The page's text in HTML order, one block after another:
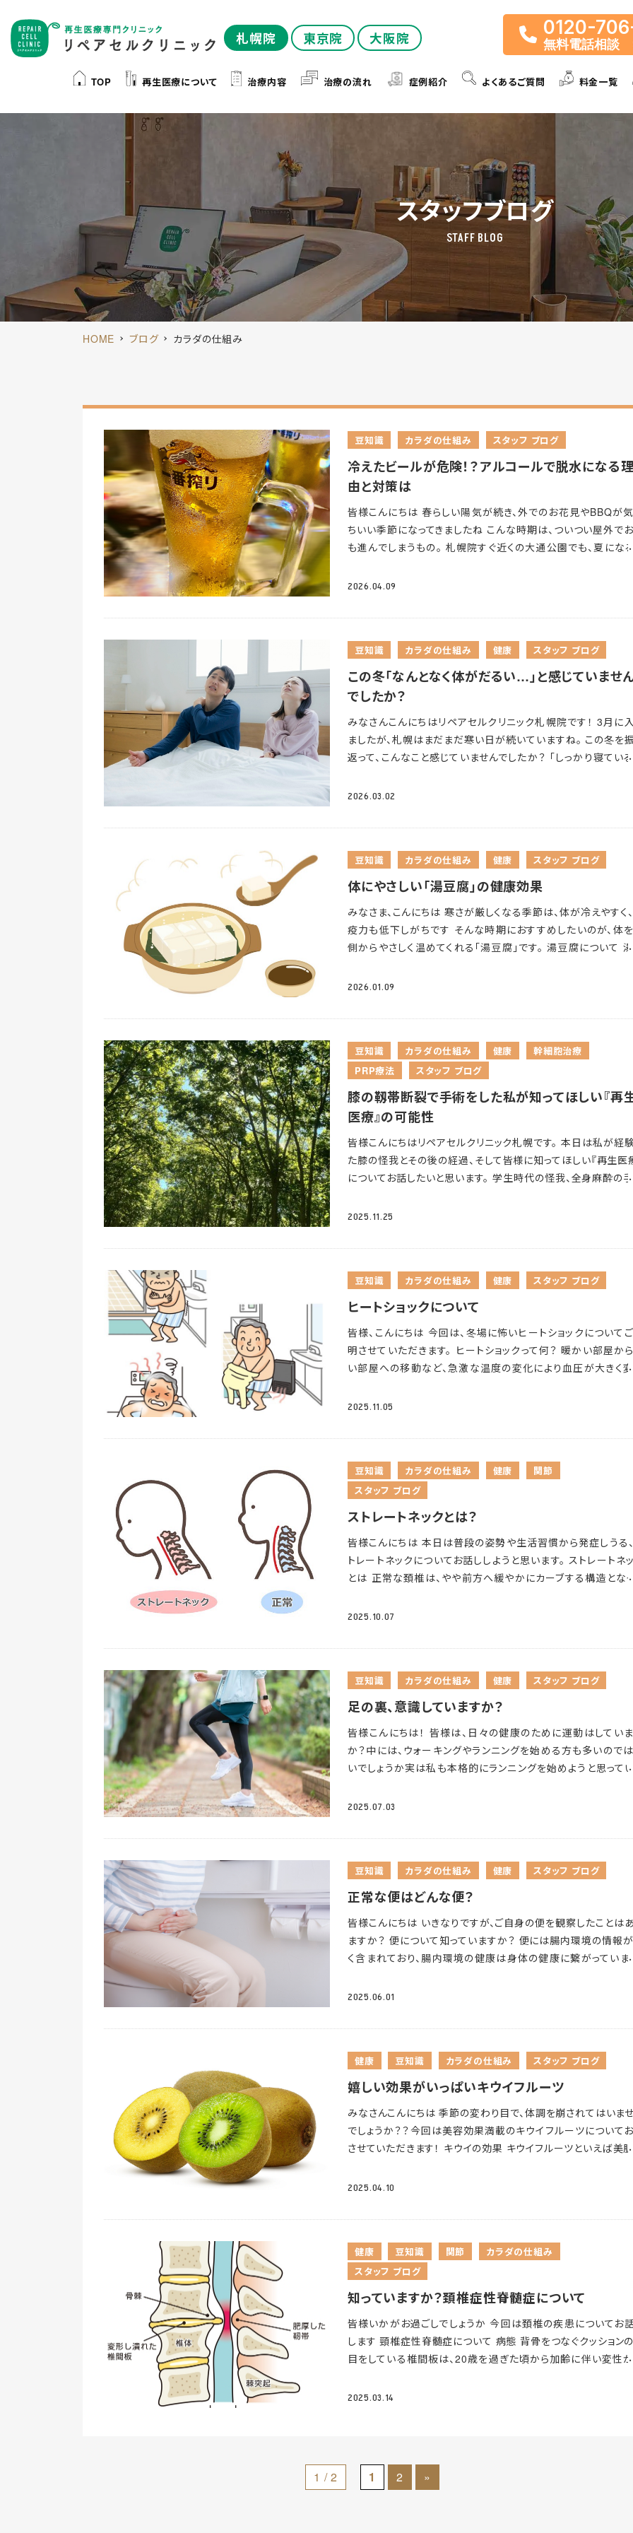
札幌院 東京院 大阪院 0120-
無料電話相談
TOP 再生医療について 治療内容 治療の流れ 症例紹介 よくあるご質問 料金一覧
スタッフブログ
STAFF BLOG
HOME ブログ カラダの仕組み
豆知識 カラダの仕組み スタッフ ブログ
冷えたビールが危険！？アルコールで脱水になる理
由と対策は
皆様こんにちは 春らしい陽気が続き、外でのお花見やBBQが
ちいい季節になってきましたね こんな時期は、ついつい屋外で
も進んでしまうもの。 札幌院すぐ近くの大通公園でも、夏にな
酒といえば気をつけたいことがあります
やすいのか、どう対策すればいいのかを解説していこうと思いま
節、外出や運動で無意識に汗をかくことが増えてきます汗をかく
とで体内の水分が減少するだけでなく、塩分（ナトリウム）も一緒
失われていきます。 さらにアルコールには利尿作用があり、追い
ちをかけるように体の水分を奪います。 これはアルコールが脳下
体後葉に働きかけ、抗利尿ホルモン（ADH/バソプレシン）の分
抑制するためです。 本来このホルモンは腎臓に作用して尿量を
し、体の水分を保持する役割を担っています。 ところがお酒を
しまうことになります。 汗と尿で体の水分がどんどん減っても、ア
には体調が悪化しているなんてことも… 屋外でのお酒を楽し
を潤すのではなく、お水を積極的にこまめに飲むことが大切です
一度に大量に飲むと胃腸に負担がかかるため、少量をこまめに
識した食事 枝豆や漬物、梅干しなど塩気のあるおつまみを積
に摂りましょう。 水分と一緒に塩分（ナトリウム）も適量補給す
とが大切です！ ③ 飲み物の選び方を工夫する 特に汗をかく
ポーツドリンクには水分とともに電解質（ナトリウムなど）が含ま
は糖分が多めのため飲みすぎには注意を。 脱水症状が強い場
本格的な熱中症が疑われる場合は、電解質濃度が高い経口補水
（OS-1など）の方が適しています。 長時間屋外にいる場合はどち
かをバッグに常備しておくと安心ですね！ また、直射日光を避け
日陰で楽しんだり、外でアルコールを飲む際はいつもより量を控
めにすることも大切な対策です
なんてことにならない為にも、しっかり対策をして季節のアウト
を満喫していきましょう
2026.04.09
豆知識 カラダの仕組み 健康 スタッフ ブログ
この冬「なんとなく体がだるい…」と感じていませ
でしたか？
みなさんこんにちはリペアセルクリニック札幌院です！ 3月に
ましたが、札幌はまだまだ寒い日が続いていますね。 この冬を
返って、こんなこと感じていませんでしたか？ 「しっかり寝てい
体が重い…」 実はこの「なんとなくだるい」感覚、冬ならではの環
うになり、夏だけでなく冬にも疲れやだるさを感じやすいこと
因を知って、春に向けて体を整えていきましょう。 ①日照時間が短
なる影響冬の間は日照時間が短く、体内リズムが乱れやすい状
ン」という神経伝達物質の分泌が低下しやすくなります。セロト
は精神を安定させたり、意欲を保つうえで重要な役割を果たし
り、不足すると気分の落ち込みやだるさを感じやすくなります。
しがちです。ビタミンDはセロトニンの合成にも関わっているため
う悪循環につながる可能性があります。 札幌では冬の日照時
特に短いため、こうした影響を受けやすい環境にあります。 3月
入ると少しずつ日が長くなってきますので、この時期から意識的
光を浴びる習慣をつけていくのがおすすめです。 ②寒さによる血
の低下寒い環境では、体は熱を逃がさないように血管を収縮さ
ます。 これは体の中心部の温度（深部体温）を維持するための自
かし、末梢の血管が収縮することで手足への血流が減少し、冷
こり、だるさにつながります。血液には酸素や栄養を全身に届
だけでなく、老廃物を回収する役割もあるため、血行が悪くな
くなるのです。 さらに、室内外の温度差が大きいと、自律神経が
ー消費となって疲労感を強める要因にもなります。 札幌の冬
内と屋外の寒暖差がとても大きいので、この「寒暖差疲労」が蓄積
ている方も多いのではないでしょうか。 ③運動量の減少雪の多
札幌の冬は、外出する機会そのものが減りやすくなります。 運動
響します。 適度な運動にはセロトニンの分泌を促す効果がある
れており、体を動かさない状態が続くとセロトニンが不足し、気
落ち込みやだるさをいっそう感じやすくなることがあります。また
お伝えした血行不良の悪循環にもつながります。 これからの時
けて、今日からできる簡単な対策＞ 長い冬を頑張ってきた体を、
に向けて少しずつ整えていきましょう特別なことをしなくても大
夫。日常生活の中で、こんなことを意識してみてください。 ・湯船
浸かって体を温める 38〜40℃くらいのぬるめのお湯にゆっくり
かることで、血管が広がり全身の血流が改善されます。リラックス
果もあるので、副交感神経が優位になり質の良い睡眠にもつな
ります。冬の間の疲れをしっかりリセットしてあげましょう。 ・首・
首・足首を冷やさない いわゆる「3つの首」は太い血管が皮膚の
温を保つことができます。札幌はまだまだ寒い日が続きますので
散歩など、軽い運動でも十分です。血流の改善だけでなく、セロト
ンの分泌を促す効果も期待できます。雪解けが進んできたら、少
ずつ外での活動も増やしていきましょう。 ・朝はカーテンを開け
光を浴びる 朝の光には体内時計をリセットし、セロトニンの分
促す働きがあります。曇りの日でも屋外の光は室内照明よりも
かに明るいため、できるだけ窓際や外に出て光を取り入れるのが
準備をしていきましょうね。 なお、こうした対策を行っても、だ
ださい。
2026.03.02
豆知識 カラダの仕組み 健康 スタッフ ブログ
体にやさしい「湯豆腐」の健康効果
みなさま、こんにちは 寒さが厳しくなる季節は、体が冷えやすく
疫力も低下しがちです そんな時期におすすめしたいのが、体
側からやさしく温めてくれる「湯豆腐」です。 湯豆腐について
ぱく質は、筋肉・内臓・皮膚・髪の毛・爪など、私たちの体を作る大
生医療を受けられている患者様にとっても、たんぱく質は組織
には、良質なたんぱく質をしっかり摂取することが、治療効果を
めることにつながります。 バランスの良さがある
ため、胃腸が弱っているときや、食欲が落ちているときにも安心し
食べられます。 また、豆腐には大豆イソフラボンやカルシウム・マ
ネシウム・鉄分などのミネラルも含まれており、日々の健康維持
役立つ栄養素がバランスよく含まれています。 温かい状態で食
ことが良い・血流が良くなる ・体温が上がりやすくなる ・体全
温まる といった効果も期待できます。 特に、冷えが原因で起こ
湯豆腐は低カロリー・低脂質なため、 ・体重管理中の方 ・夜遅い
に 体調を崩しやすい時期や、疲れがたまりやすいときこそ、 「
す。 再生医療の治療を受けられている方も、日々の栄養管理が
療の効果を支える土台となります。 これからの季節、ぜひ日々の
がけていきましょう
2026.01.09
豆知識 カラダの仕組み 健康
幹細胞治療
PRP療法
スタッフ ブログ
膝の靱帯断裂で手術をした私が知ってほしい『再
医療』の可能性
皆様こんにちはリペアセルクリニック札幌です。 本日は私が経
た膝の怪我とその後の経過、そして皆様に知ってほしい『再生医
についてお話したいと思います。 学生時代の怪我、全身麻酔の
ないほどの痛みに襲われました。すぐ病院に行って検査をしたと
し、今後の事を考え全身麻酔での手術を受けることになりまし
いすと松葉杖で通学しました。家族にも友達にもたくさん助けて
らい本当に救われました。リハビリに通い、１年後には金属を抜く
することもできます。たまに寒い日は痛みが出ることもあります
あの時手術を決めていなければもっと大変になっていたかも
ません。支えてくれた先生、家族、友達には今でもとっても感謝
振り返ると、痛み・恐怖・迷惑をかけてしまっていることの申し訳
でした。辛かったです。 「できるだけ体を切らずに治したい」と
る方のお気持ちが本当によくわかります。 私はそのような方に「
生医療」という新しい選択枝をぜひ知っていただきたいと思って
ます。 再生医療とは 再生医療とは自分自身の『再生する力』を用
た治療法です。 身体の自然治癒力を高めることにより、失われた
脂肪にある「幹細胞」という細胞を用いた治療のため拒絶反応
レルギー反応が起こりづらく、治療の安全性が高い技術です。
術だけじゃない道もある」と知っておいていただくことが大き
のかな？」「こういう痛みはどうなのかな？」など少しでも気にな
0120-706-313 受付時間：09:00～18:00各種リンク HPトッ
アクセス メールでのお問い合わせ スタッフブログ一覧
2025.11.25
豆知識 カラダの仕組み 健康 スタッフ ブログ
ヒートショックについて
皆様、こんにちは 今回は、冬場に怖いヒートショックについて
明させていただきます。 ヒートショックって何？ 暖かい部屋か
い部屋への移動など、急激な温度の変化により血圧が大きく
い状況は？ ①入浴時
で、血管が一気に広がり、血圧が急激に低下してしまいます。
あると思います。例えば暖かいリビングから、寒い廊下やトイレに
動した際、急激な血圧の変化が生じてしまいます。 ③サウナの交
浴 サウナ室と水風呂への入浴を繰り返す交互浴には、自律神経
働きを高める作用があると言われています。一方で、温度差が激
い場所を行き来することになるため、血圧が急激に変化する原
なります。 どんな症状が出る？ 入浴時のめまい、立ちくらみ、
体がお湯に浸かっている間は、お湯による水圧が体にかかって
り、血管の拡張が起こります。すると心臓から脳に送り出される
能性があります。 不整脈血圧の変動は、脈拍のスピードにも
いった症状が起こる可能性もあります。 心筋梗塞、脳梗塞
圧の変動や上昇は、心臓や脳の血管の負担となり、心筋梗塞や脳
やすい人って？ ご高齢の方 高齢になると皮膚感覚が鈍くなり、
度差が自覚しづらく、このことから血圧が変動しやすいと言わ
います。また、若い方と比較すると血管が硬くなっており、血圧
る方 動脈硬化が進み血管が脆くなっている可能性があるため、
度を超える熱いお湯に、体が冷えている状態で入ると、血圧が一
に低下する危険性があります。 水分補給を普段あまりしない方
が水分不足になってしまうと、血管内の血流量が低下し、血管に
担がかかりやすくなります。 どうしたら対策できる？ 浴室や脱
所、トイレを暖める 10度以上の温度差があると、ヒートショック
発症しやすくなると言われています。 暖房器具で寒い部屋を暖め
暖かい部屋との温度差が大きくなりすぎないようにしましょう
って浴槽にお湯を貯めることで、浴室全体を暖めながら入浴の準
きが低下している人は、食後に血圧が下がりすぎる「食後低血圧
を起こす可能性があります。飲酒も、一時的に血圧を下げる要因
す。精神安定剤や睡眠薬、眠くなる風邪薬の服用後も同様です
で、当てはまるときは入浴を避けましょう。 湯温設定は41度以下
する 42度で10分入浴した場合、体温は38度近くに達してしま
す。意識障害が生じ、浴槽からあがれなくなったり、そのまま溺れ
スクが高まります。 最後に ヒートショックは、ご自身の意識づけ
より予防や対策が可能です。 健康を維持するためにも、普段から
2025.11.05
豆知識 カラダの仕組み 健康
関節
スタッフ ブログ
ストレートネックとは？
皆様こんにちは 本日は普段の姿勢や生活習慣から発症しうる
トレートネックについてお話ししようと思います。 ストレートネ
とは 正常な頚椎は、やや前方へ緩やかにカーブする構造とな
す。そして首や肩の筋肉も、必要最小限の力で頭の重さを支える
首の骨がまっすぐになってしまう状態を言います。首が前方に
な負荷がかかってしまいます。
ストレートネックの原因は？ スト
ートネックは、猫背やうつむきの姿勢を日常的にあるいは長期間
どの座ったままの姿勢や、パソコンやスマートフォンを見続ける姿
は、首が前方に移動し、頭を前に突き出した状態の前傾姿勢に
ます。この姿勢を長期間続けると、関節や筋肉はその状態のま
いますストレートネックは、痛みや凝りを引き起こす ストレート
は「首や肩が凝る、痛みがある」「頭痛がする」等の症状の原因
がります。 筋肉が緊張し血流が滞り、疲労物質や痛み物質が蓄
することで、凝りが発生し痛みが生じる・・・そしてその凝りでまた
肉が緊張する、と言った負の連鎖を起こしてしまいます
スマートフォンを使う際は、30分に1回休憩を挟みましょう。ま
憩の際には首や肩を動かす、立って背伸びをするなど、こまめ
を動かしてあげることを心がけましょう。 ② 首の後ろの筋肉に力
しょう。首の後ろにある筋肉にグッと力を入れ、ストンと力を
トフォンは目の高さに合わせて持つようにし、片手ではなく両手
持ちましょう。②デスクワーク時の姿勢を直す 自分に合った机と
子を選び、正しい姿勢でパソコンを使用しましょう。
ほぐすため、仕事の合間にも簡単なストレッチを挟むと効果的で
③睡眠時の枕の高さに気を付ける高さのある枕は、首が前に
出されストレートネックの状態を作り出すため、避けることをお
し、ストレートネックを予防・改善していきましょう
2025.10.07
豆知識 カラダの仕組み 健康 スタッフ ブログ
足の裏、意識していますか？
皆様こんにちは！ 皆様は、日々の健康のために運動はしてい
か？中には、ウォーキングやランニングを始める方も多いので
いでしょうか実は私も本格的にランニングを始めようと思って
ことはありますか？ 人によって歩き方のクセはあると思います。
なります。 歩き方で体が歪む？ ○歩き方による体への影響 例え
ンの歪み（O脚やX脚）につながります。猫背や前傾姿勢は、首か
肩への凝りや、骨盤が後傾となることで腰痛の原因となります。
靴底につかない状態のことを”浮き指”といいますが、浮き指は
と重心となるため、姿勢が不安定になり、腰痛や下半身太りな
原因となります。 ○足の体重のかけ方 背筋を伸ばし、正しい姿
筋肉が正しく使えるようになり、姿勢改善にもつながります！ 歩
をかける ③親指の付け根に向かって 弧を描くように体重をか
④足の指全体でしっかりと地面を蹴る 浮き指の方は④ができて
ないことが多いです。 歩く時、ぜひ足の裏を意識してみてくださ
豆知識 足の裏には全身につながるたくさんのツボがありますが
泉は、足の指をグッと曲げた時に、土踏まずの上あたりにでき
こみの部分に位置します。 頭痛や腰痛、足の冷えやむくみの他
身の血行促進・疲労回復に効果があるとされています！ 疲れを
ださい
2025.07.03
豆知識 カラダの仕組み 健康 スタッフ ブログ
正常な便はどんな便？
皆様こんにちは いきなりですが、ご自身の便を観察したことは
ますか？ 便について知っていますか？ 便には腸内環境の情報
く含まれており、腸内環境の健康は身体の健康に繋がっていま
て、本日はお話しさせていただきます！ そもそも便は何で出来て
形物は「食べかす」「腸内細菌」「腸の粘膜」で構成されています
の構成は水分が多くを占めているため、水分量によって便の硬さ
変化していきます。 消化管の通過時間が長いほど、腸で吸収され
短ければ、水分が腸で吸収されないまま排泄されるため、柔ら
便になります。 程よく水分を含んだ ”表面が滑らかでバナナ
うなウンチ” が理想的とされています。 ▼その他の特徴につ
茶褐色の便ですが、腸内に悪玉菌が多いと焦げ茶の様な濃い色
なることもあるため、重要な観察ポイントとなります。 ▼臭い
要です！ 便の臭いは食べた物や病気によって影響されます。 不摂
な食事や便秘が続くと、腸内に便が留まっている時間が長くなり
悪玉菌が増殖してしまいます。これにより腸内に有害物質を発生
せてしまい、強い臭いの便になります。 一つの指標として「ブリス
に 腸内環境を整えるには食物繊維の摂取や、運動をして排便
すなど様々な方法があります。 自分の便の状態によって対策
わってきますので、是非健康管理の一つとして、これから便を観
2025.06.01
健康 豆知識 カラダの仕組み スタッフ ブログ
嬉しい効果がいっぱいキウイフルーツ
みなさんこんにちは 季節の変わり目で、体調を崩されてはいま
でしょうか？？今回は美容効果満載のキウイフルーツについて
させていただきます！ キウイの効果 キウイフルーツといえば美
ウイフルーツには嬉しい効果がたくさんあります
ど…… キウイの種類 一般的にスーパーなどで目にするのは
れぞれ特徴があります【ゴールドキウイ】グリーンキウイに比べ
甘味が強く、ビタミンCも多く含まれています♪ 【グリーンキウイ】
し酸味はあるものの、ゴールドキウイに比べて食物繊維が豊富に
まれています キウイフルーツは朝よりも夜に食べるとより効果
です！ 私はゴールドキウイが大好きで食後のデザートによく食
います みなさんも栄養素満点のキウイフルーツを食事に取り
てみてはいかがでしょうか？
2025.04.10
健康 豆知識 関節
カラダの仕組み
スタッフ ブログ
知っていますか？頚椎症性脊髄症について
皆様いかがお過ごしでしょうか 今回は頚椎の疾患についてお
します 頸椎症性脊髄症について 病態 背骨をつなぐクッション
目をしている椎間板は、20歳を過ぎた頃から加齢に伴い変性
などの変化が出てきます。それに伴い、骨の出っ張り(骨棘：こつき
の痺れや巧緻運動障害（ボタンのつけ外し、箸を動かす、字を書く
どの細かい動作ができなくなる）が出現します。進行すると下肢
2025.03.14
1 / 2 1 2 »